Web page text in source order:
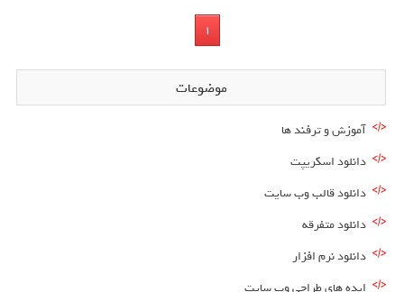
1
موضوعات
آموزش و ترفند ها
دانلود اسکریپت
دانلود قالب وب سایت
دانلود متفرقه
دانلود نرم افزار
ایده های طراحی وب سایت